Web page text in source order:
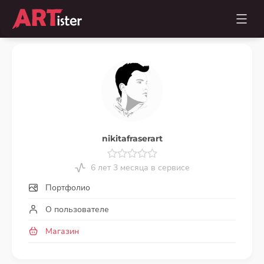
nikitafraserart
6 лет 3 месяца в сервисе
Портфолио
О пользователе
Магазин